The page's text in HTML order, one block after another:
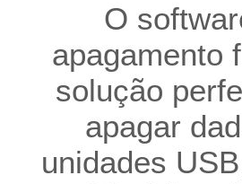
O
apagamento
solução
apagar
unidades